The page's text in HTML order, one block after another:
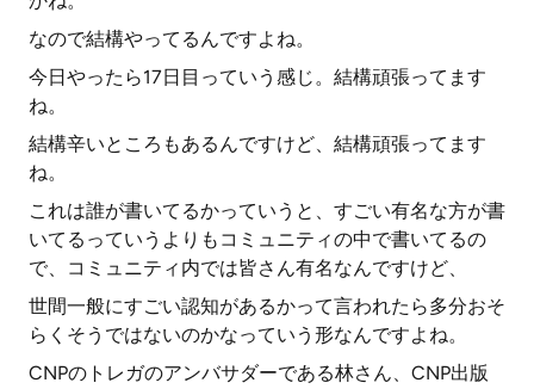
なので結構やってるんですよね。
今日やったら17日目っていう感じ。結構頑張ってます
ね。
結構辛いところもあるんですけど、結構頑張ってます
ね。
これは誰が書いてるかっていうと、すごい有名な方が書
いてるっていうよりもコミュニティの中で書いてるの
で、コミュニティ内では皆さん有名なんですけど、
世間一般にすごい認知があるかって言われたら多分おそ
らくそうではないのかなっていう形なんですよね。
CNPのトレガのアンバサダーである林さん、CNP出版